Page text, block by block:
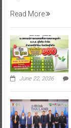
Read More
June 22, 2026